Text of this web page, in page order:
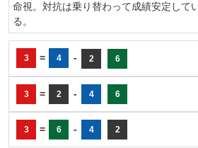
命視。対抗は乗り替わって成績安定して
る。
3 = 4 - 2 6
3 = 2 - 4 6
3 = 6 - 4 2